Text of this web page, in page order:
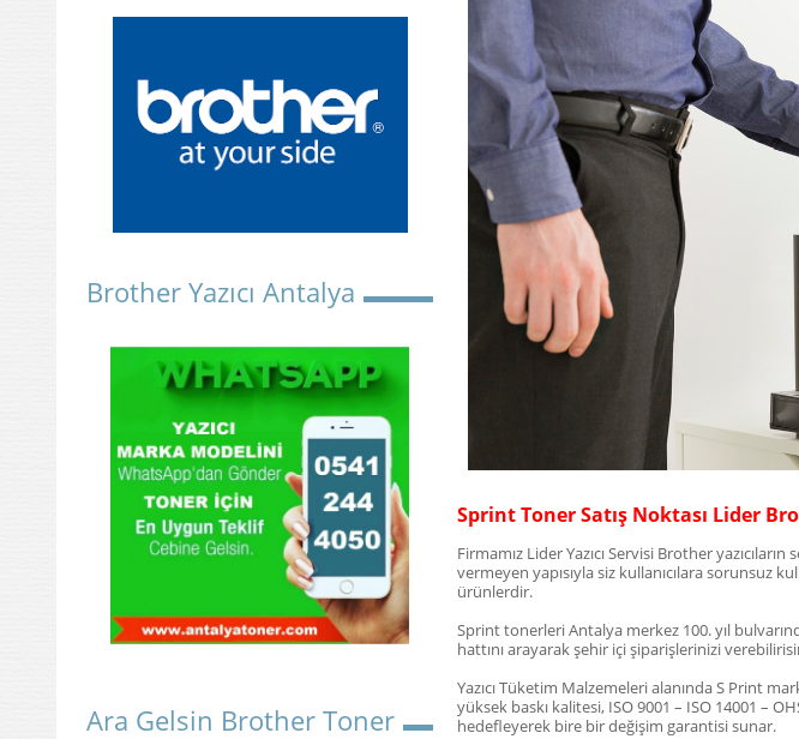
Brother Yazıcı Antalya
Ara Gelsin Brother Toner
Sprint Toner Satış Noktası Lider
Firmamız Lider Yazıcı Servisi Brother
vermeyen yapısıyla siz kullanıcılara sorunsuz
ürünlerdir.
Sprint tonerleri Antalya merkez 100. yıl
hattını arayarak şehir içi şiparişlerinizi
Yazıcı Tüketim Malzemeleri alanında S Print
yüksek baskı kalitesi, ISO 9001 – ISO 14001 –
hedefleyerek bire bir değişim garantisi sunar.